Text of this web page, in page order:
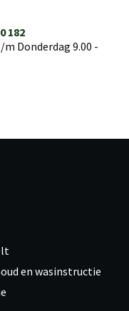
182
Donderdag 9.00 -
en wasinstructie